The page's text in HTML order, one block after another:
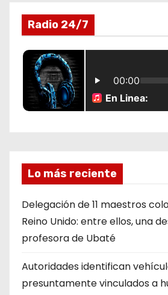
r
a
d
s
Radio 24/7
Lo más reciente
Delegación de 11 maestros
Reino Unido: entre ellos, una
profesora de Ubaté
Autoridades identifican
presuntamente vinculados a